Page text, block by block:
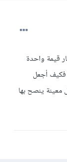
قيمة واحدة
فكيف أجعل
ينصح بها